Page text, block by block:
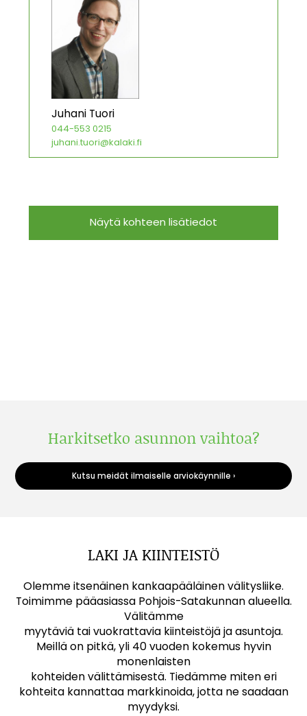
Juhani Tuori
044-553 0215
juhani.tuori@kalaki.fi
Näytä kohteen lisätiedot
Harkitsetko asunnon vaihtoa?
Kutsu meidät ilmaiselle arviokäynnille ›
LAKI JA KIINTEISTÖ
Olemme itsenäinen kankaapääläinen välitysliike.
Toimimme pääasiassa Pohjois-Satakunnan alueella.
Välitämme
myytäviä tai vuokrattavia kiinteistöjä ja asuntoja.
Meillä on pitkä, yli 40 vuoden kokemus hyvin
monenlaisten
kohteiden välittämisestä. Tiedämme miten eri
kohteita kannattaa markkinoida, jotta ne saadaan
myydyksi.